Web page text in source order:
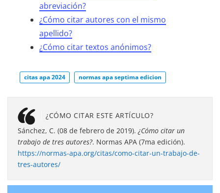
abreviación?
¿Cómo citar autores con el mismo
apellido?
¿Cómo citar textos anónimos?
citas apa 2024 normas apa septima edicion
¿CÓMO CITAR ESTE ARTÍCULO?
Sánchez, C. (08 de febrero de 2019). ¿Cómo citar un
trabajo de tres autores?. Normas APA (7ma edición).
https://normas-apa.org/citas/como-citar-un-trabajo-de-
tres-autores/